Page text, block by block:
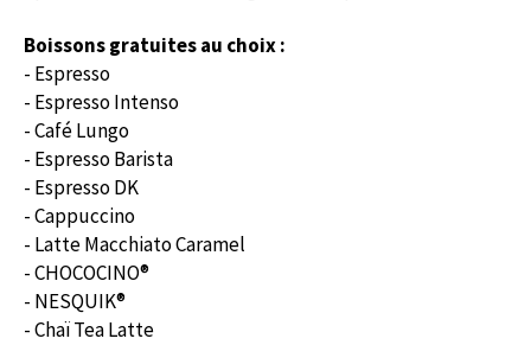
Boissons gratuites au choix :
- Espresso
- Espresso Intenso
- Café Lungo
- Espresso Barista
- Espresso DK
- Cappuccino
- Latte Macchiato Caramel
- CHOCOCINO®
- NESQUIK®
- Chaï Tea Latte